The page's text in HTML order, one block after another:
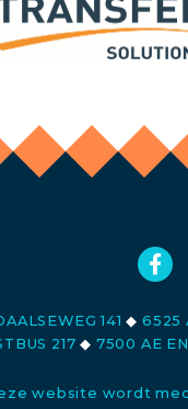
141◆ 6525
217◆ 7500 AE
website wordt